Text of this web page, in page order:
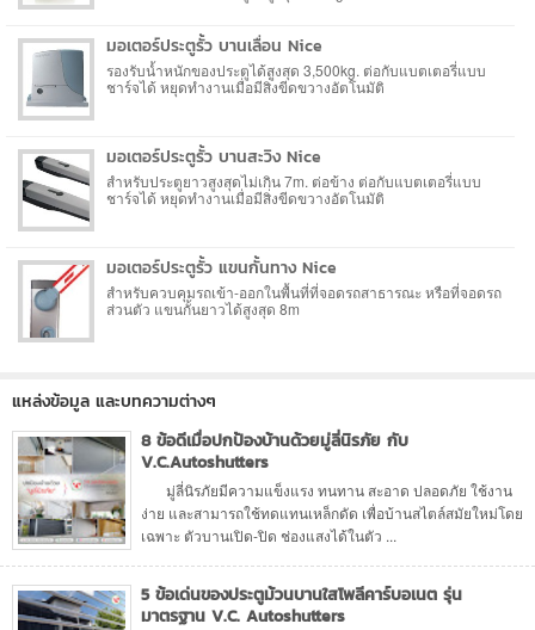
มอเตอร์ประตูรั้ว บานเลื่อน Nice
รองรับน้ำหนักของประตูได้สูงสุด 3,500kg. ต่อกับแบตเตอรี่แบบ
ชาร์จได้ หยุดทำงานเมื่อมีสิ่่งขีดขวางอัตโนมัติ
มอเตอร์ประตูรั้ว บานสะวิง Nice
สำหรับประตูยาวสูงสุดไม่เกิน 7m. ต่อข้าง ต่อกับแบตเตอรี่แบบ
ชาร์จได้ หยุดทำงานเมื่อมีสิ่่งขีดขวางอัตโนมัติ
มอเตอร์ประตูรั้ว แขนกั้นทาง Nice
สำหรับควบคุมรถเข้า-ออกในพื้นที่ที่จอดรถสาธารณะ หรือที่จอดรถ
ส่วนตัว แขนกั้นยาวได้สูงสุด 8m
แหล่งข้อมูล และบทความต่างๆ
8 ข้อดีเมื่อปกป้องบ้านด้วยมู่ลี่นิรภัย กับ
V.C.Autoshutters
มู่ลี่นิรภัยมีความแข็งแรง ทนทาน สะอาด ปลอดภัย ใช้งาน
ง่าย และสามารถใช้ทดแทนเหล็กดัด เพื่อบ้านสไตล์สมัยใหม่โดย
เฉพาะ ตัวบานเปิด-ปิด ช่องแสงได้ในตัว ...
5 ข้อเด่นของประตูม้วนบานใสโพลีคาร์บอเนต รุ่น
มาตรฐาน V.C. Autoshutters